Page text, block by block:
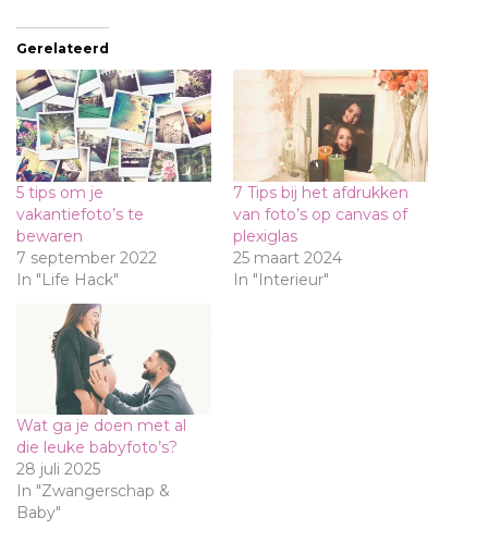
Gerelateerd
5 tips om je
vakantiefoto’s te
bewaren
7 september 2022
In "Life Hack"
7 Tips bij het afdrukken
van foto’s op canvas of
plexiglas
25 maart 2024
In "Interieur"
Wat ga je doen met al
die leuke babyfoto’s?
28 juli 2025
In "Zwangerschap &
Baby"